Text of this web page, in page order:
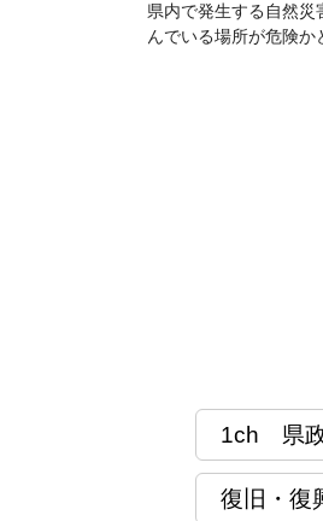
県内で発生する自然
んでいる場所が危険か
1ch 県政
復旧・復